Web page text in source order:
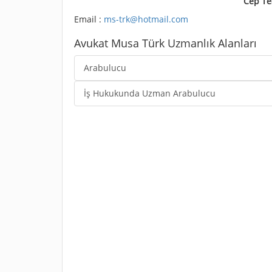
Email : ms-trk@hotmail.com
Avukat Musa Türk Uzmanlık Alanları
Arabulucu
İş Hukukunda Uzman Arabulucu